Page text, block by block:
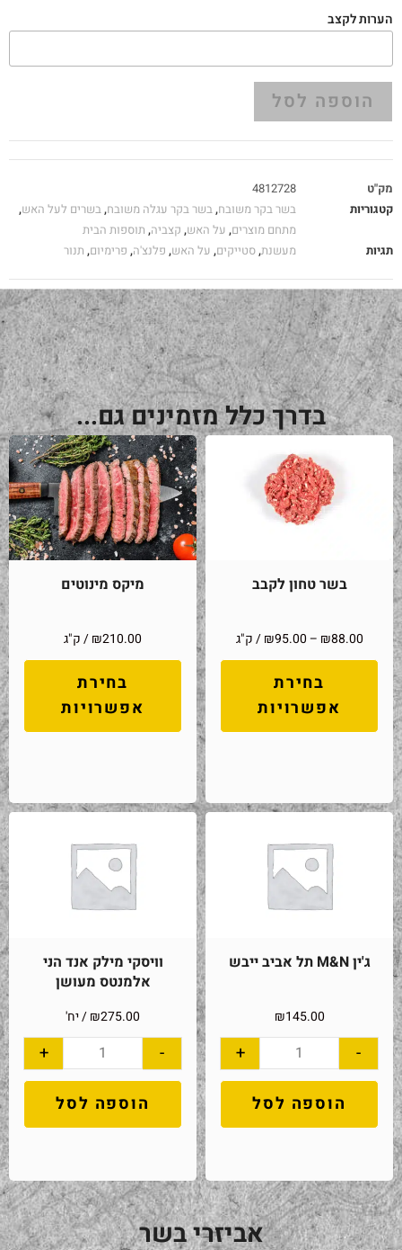
הערות לקצב
הוספה לסל
מק"ט
4812728
קטגוריות
בשר בקר משובח,בשר בקר עגלה משובח,בשרים לעל האש,
מתחם מוצרים, על האש, קצביה, תוספות הבית
תגיות
מעשנת,סטייקים, על האש, פלנצ'ה, פרימיום, תנור
בדרך כלל מזמינים גם...
בשר טחון לקבב
₪88.00
–
₪95.00 / ק"ג
בחירת
אפשרויות
מיקס מינוטים
₪210.00 / ק"ג
בחירת
אפשרויות
ג'ין M&N תל אביב ייבש
₪145.00
-
+
הוספה לסל
וויסקי מילק אנד הני
אלמנטס מעושן
₪275.00 / יח'
-
+
הוספה לסל
אביזרי בשר